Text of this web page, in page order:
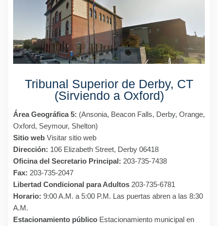
Tribunal Superior de Derby, CT
(Sirviendo a Oxford)
Área Geográfica 5: (Ansonia, Beacon Falls, Derby, Orange,
Oxford, Seymour, Shelton)
Sitio web Visitar sitio web
Dirección: 106 Elizabeth Street, Derby 06418
Oficina del Secretario Principal: 203-735-7438
Fax: 203-735-2047
Libertad Condicional para Adultos 203-735-6781
Horario: 9:00 A.M. a 5:00 P.M. Las puertas abren a las 8:30
A.M.
Estacionamiento público Estacionamiento municipal en